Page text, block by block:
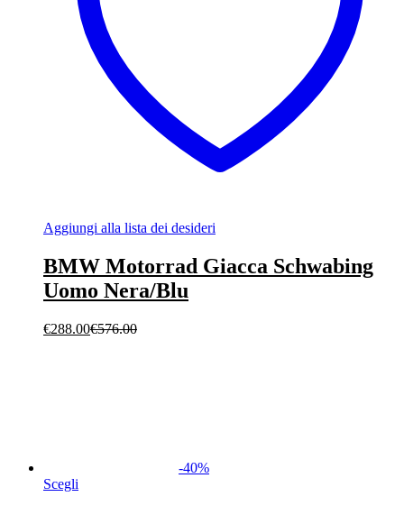
Aggiungi alla lista dei desideri
BMW Motorrad Giacca Schwabing
Uomo Nera/Blu
€288.00€576.00
-40%
Scegli